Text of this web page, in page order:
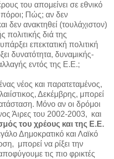
του απομείνει σε εθνικό
Πώς; αν δεν
δεν ανακτηθεί (τουλάχιστον)
πολιτικής διά της
επεκτατική πολιτική
δυνατότητα, δυναμικής-
εντός της Ε.Ε.;
νέος και παρατεταμένος,
Δεκέμβρης, μπορεί
Μόνο αν οι δρόμοι
Άιρες του 2002-2003, και
του χρέους και της Ε.Ε.
Δημοκρατικό και Λαϊκό
μπορεί να ρίξει την
τις πιο φρικτές